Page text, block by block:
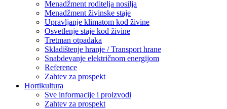
Menadžment roditelja nosilja
Menadžment živinske staje
Upravljanje klimatom kod živine
Osvetlenje staje kod živine
Tretman otpadaka
Skladištenje hranje / Transport hrane
Snabdevanje električnom energijom
Reference
Zahtev za prospekt
Hortikultura
Sve informacije i proizvodi
Zahtev za prospekt